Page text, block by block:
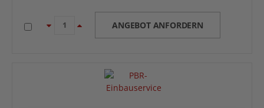
ANGEBOT ANFORDERN